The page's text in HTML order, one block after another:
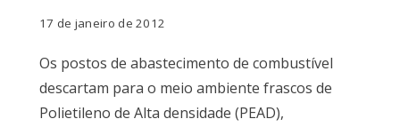
17 de janeiro de 2012
Os postos de abastecimento de combustível
descartam para o meio ambiente frascos de
Polietileno de Alta densidade (PEAD),